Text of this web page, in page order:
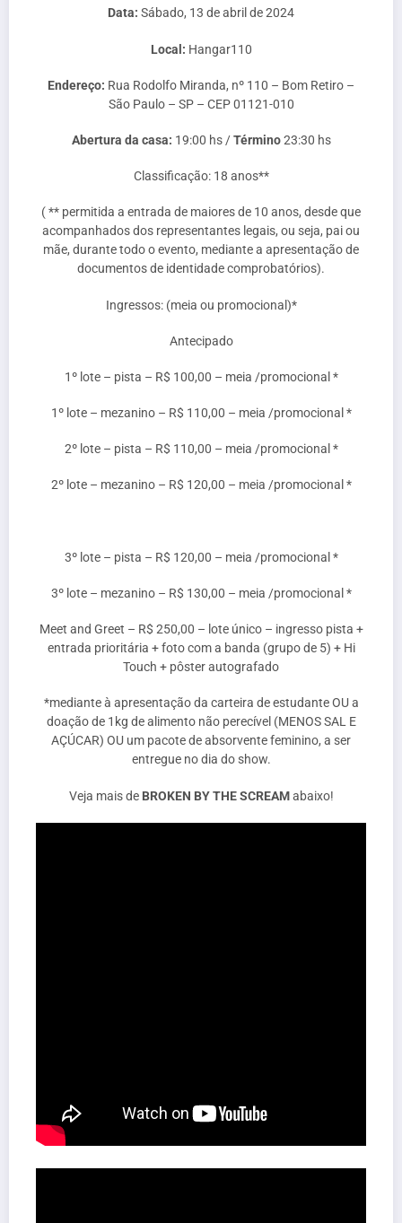
Data: Sábado, 13 de abril de 2024
Local: Hangar110
Endereço: Rua Rodolfo Miranda, nº 110 – Bom Retiro –
São Paulo – SP – CEP 01121-010
Abertura da casa: 19:00 hs /Término23:30 hs
Classificação: 18 anos**
( ** permitida a entrada de maiores de 10 anos, desde que
acompanhados dos representantes legais, ou seja, pai ou
mãe, durante todo o evento, mediante a apresentação de
documentos de identidade comprobatórios).
Ingressos: (meia ou promocional)*
Antecipado
1º lote – pista – R$ 100,00 – meia /promocional *
1º lote – mezanino – R$ 110,00 – meia /promocional *
2º lote – pista – R$ 110,00 – meia /promocional *
2º lote – mezanino – R$ 120,00 – meia /promocional *
3º lote – pista – R$ 120,00 – meia /promocional *
3º lote – mezanino – R$ 130,00 – meia /promocional *
Meet and Greet – R$ 250,00 – lote único – ingresso pista +
entrada prioritária + foto com a banda (grupo de 5) + Hi
Touch + pôster autografado
*mediante à apresentação da carteira de estudante OU a
doação de 1kg de alimento não perecível (MENOS SAL E
AÇÚCAR) OU um pacote de absorvente feminino, a ser
entregue no dia do show.
Veja mais de BROKEN BY THE SCREAMabaixo!